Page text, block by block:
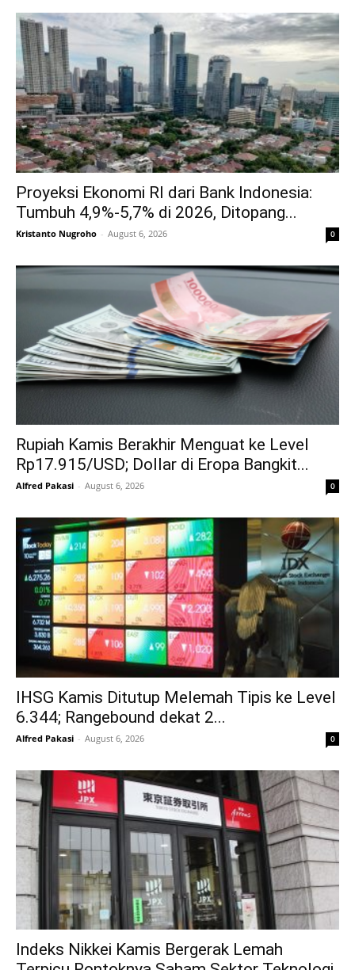
Proyeksi Ekonomi RI dari Bank Indonesia:
Tumbuh 4,9%-5,7% di 2026, Ditopang...
Kristanto Nugroho - August 6, 2026 0
Rupiah Kamis Berakhir Menguat ke Level
Rp17.915/USD; Dollar di Eropa Bangkit...
Alfred Pakasi - August 6, 2026 0
IHSG Kamis Ditutup Melemah Tipis ke Level
6.344; Rangebound dekat 2...
Alfred Pakasi - August 6, 2026 0
Indeks Nikkei Kamis Bergerak Lemah